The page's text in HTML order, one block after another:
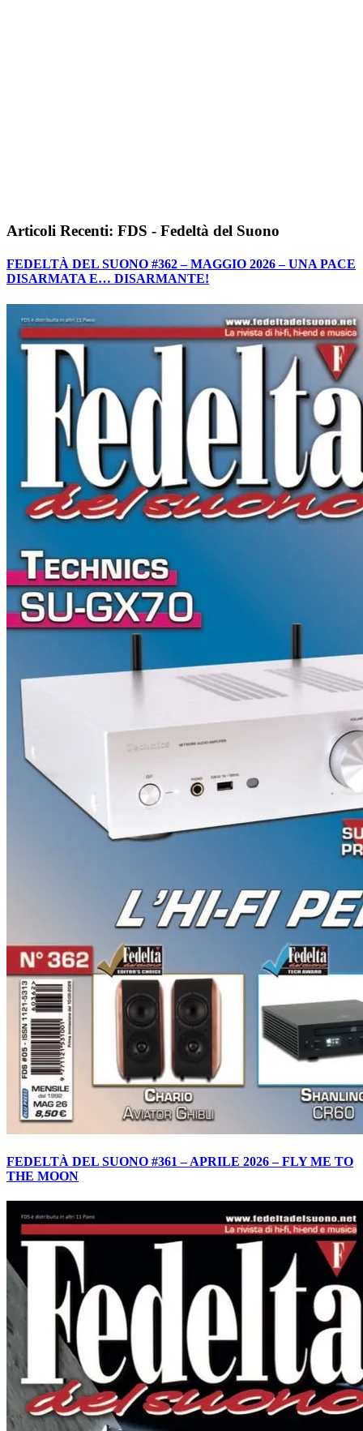
Articoli Recenti: FDS - Fedeltà del Suono
FEDELTÀ DEL SUONO #362 – MAGGIO 2026 – UNA PACE
DISARMATA E… DISARMANTE!
FEDELTÀ DEL SUONO #361 – APRILE 2026 – FLY ME TO
THE MOON